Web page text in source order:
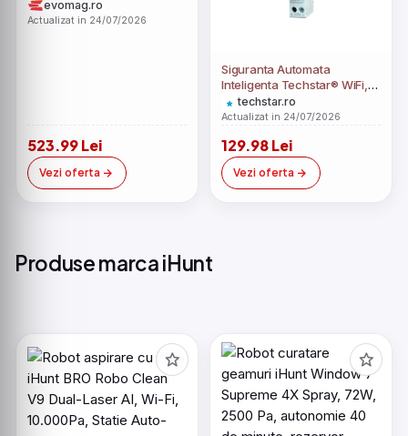
iHunt, WiFi, 4P 16A
evomag.ro
Actualizat in 24/07/2026
523.99 Lei
Vezi oferta
Siguranta Automata
Inteligenta Techstar® WiFi,
Tuya/Smartlife, 1 Poli, 1P+N,
Monofazata, 40A,
Alexa
techstar.ro
Actualizat in 24/07/2026
129.98 Lei
Vezi oferta
Produse marca iHunt